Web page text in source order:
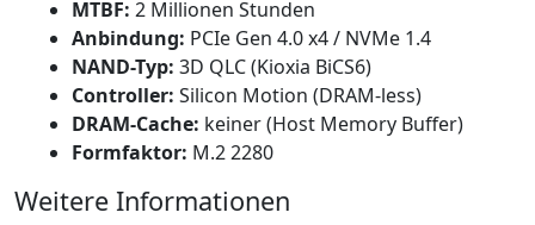
MTBF: 2 Millionen Stunden
Anbindung: PCIe Gen 4.0 x4 / NVMe 1.4
NAND-Typ: 3D QLC (Kioxia BiCS6)
Controller: Silicon Motion (DRAM-less)
DRAM-Cache: keiner (Host Memory Buffer)
Formfaktor: M.2 2280
Weitere Informationen